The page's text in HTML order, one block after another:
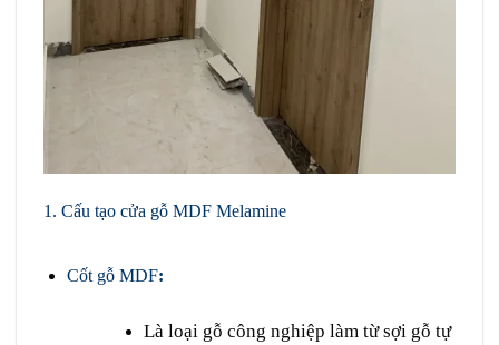
1. Cấu tạo cửa gỗ MDF Melamine
Cốt gỗ MDF:
Là loại gỗ công nghiệp làm từ sợi gỗ tự